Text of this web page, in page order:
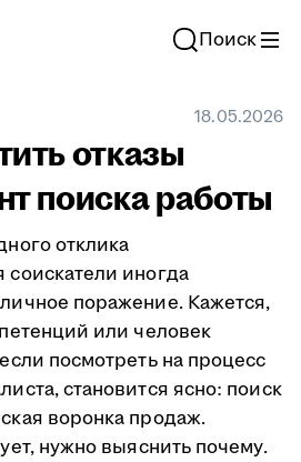
Поиск
18.05.2026
отказы
поиска работы
отклика
иногда
поражение. Кажется,
или человек
посмотреть на процесс
становится ясно: поиск
воронка продаж.
нужно выяснить почему.